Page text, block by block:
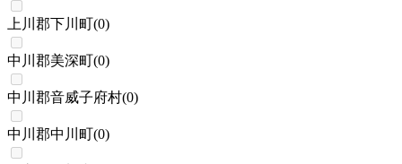
上川郡下川町(0)
中川郡美深町(0)
中川郡音威子府村(0)
中川郡中川町(0)